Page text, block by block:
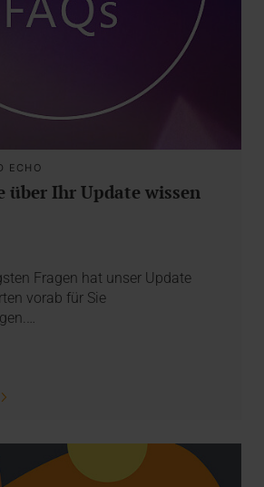
ECHO
über Ihr Update wissen
Fragen hat unser Update
vorab für Sie